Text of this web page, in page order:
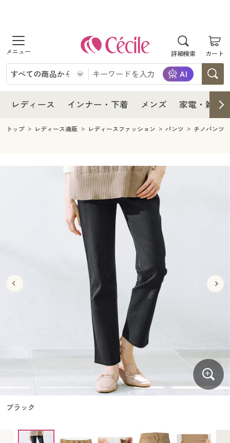
詳細検索 カート
商品を探す
レディース
レディースファッション
インナー・下着
インナー・下着通販すべて
ジュニア・ティーンズ下着
メンズ
メンズファッション
キッチン・雑貨・日用品
寝具・インテリア・家具
寝具・インテリア・家具通販すべて
カーテン・ラグ・ファブリック
美容・健康通販すべて
美容・健康・サプリメント
ジュニア・ティーンズ下着
大きいサイズ通販すべて
大きいサイズ レディース服
大きいサイズ レディース下着
大きいサイズ メンズ
大きいサイズ 事務・制服
カタログ・チラシからのご注文
デジタルカタログ
レディース インナー・下着 メンズ 家電・雑貨
レディース
レディース通販すべて
レディースファッション
インナー・下着
インナー・下着通販すべて
ジュニア・ティーンズ下着
メンズ
キッチン・雑貨・日用品
寝具・インテリア・家具通販すべて
カーテン・ラグ・ファブリック
美容・健康通販すべて
美容・健康・サプリメント
制服・スクール
制服・スクールすべて
ジュニア・ティーンズ下着
大きいサイズ通販すべて
大きいサイズ レディース服
大きいサイズ レディース下着
大きいサイズ メンズ
カタログ
カタログ・チラシからのご注文
デジタルカタログ
カタログ無料プレゼント
トップ レディース通販 レディースファッション パンツ チノパンツ
ブラック